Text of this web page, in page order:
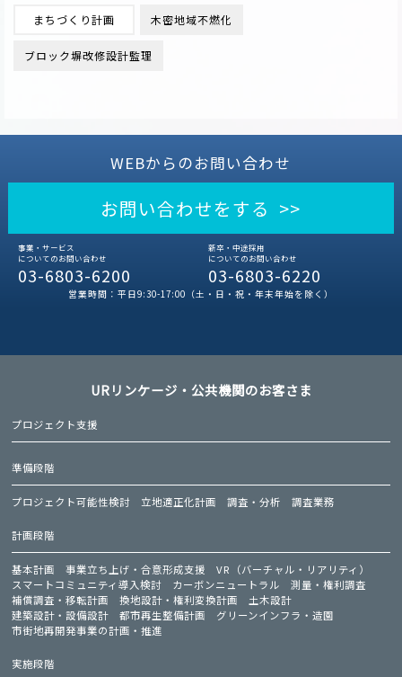
まちづくり計画 木密地域不燃化
ブロック塀改修設計監理
WEBからのお問い合わせ
お問い合わせをする >>
事業・サービス
についてのお問い合わせ
03-6803-6200
新卒・中途採用
についてのお問い合わせ
03-6803-6220
営業時間：平日9:30-17:00（土・日・祝・年末年始を除く）
URリンケージ・公共機関のお客さま
プロジェクト支援
準備段階
プロジェクト可能性検討 立地適正化計画 調査・分析 調査業務
計画段階
基本計画 事業立ち上げ・合意形成支援
VR（バーチャル・リアリティ）
スマートコミュニティ導入検討
カーボンニュートラル
測量・権利調査
補償調査・移転計画
換地設計・権利変換計画
土木設計
建築設計・設備設計
都市再生整備計画
グリーンインフラ・造園
市街地再開発事業の計画・推進
実施段階